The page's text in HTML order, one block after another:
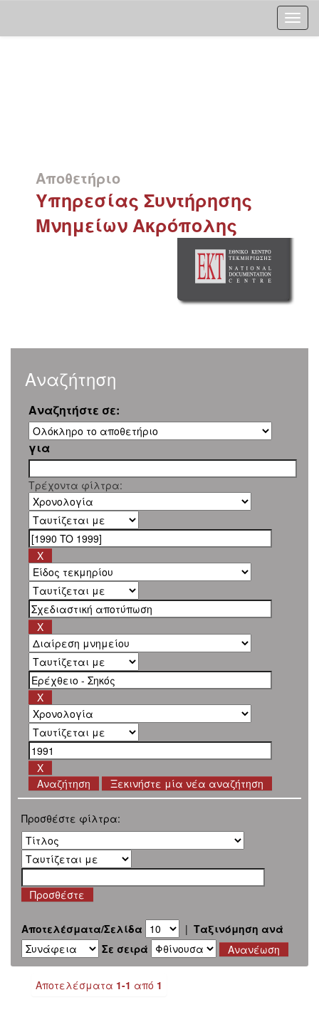
Αποθετήριο
Υπηρεσίας Συντήρησης
Μνημείων Ακρόπολης
Αναζήτηση
Αναζητήστε σε:
για
Τρέχοντα φίλτρα:
Ξεκινήστε μία νέα αναζήτηση
Προσθέστε φίλτρα:
Αποτελέσματα/Σελίδα | Ταξινόμηση ανά
Σε σειρά
Αποτελέσματα 1-1 από 1